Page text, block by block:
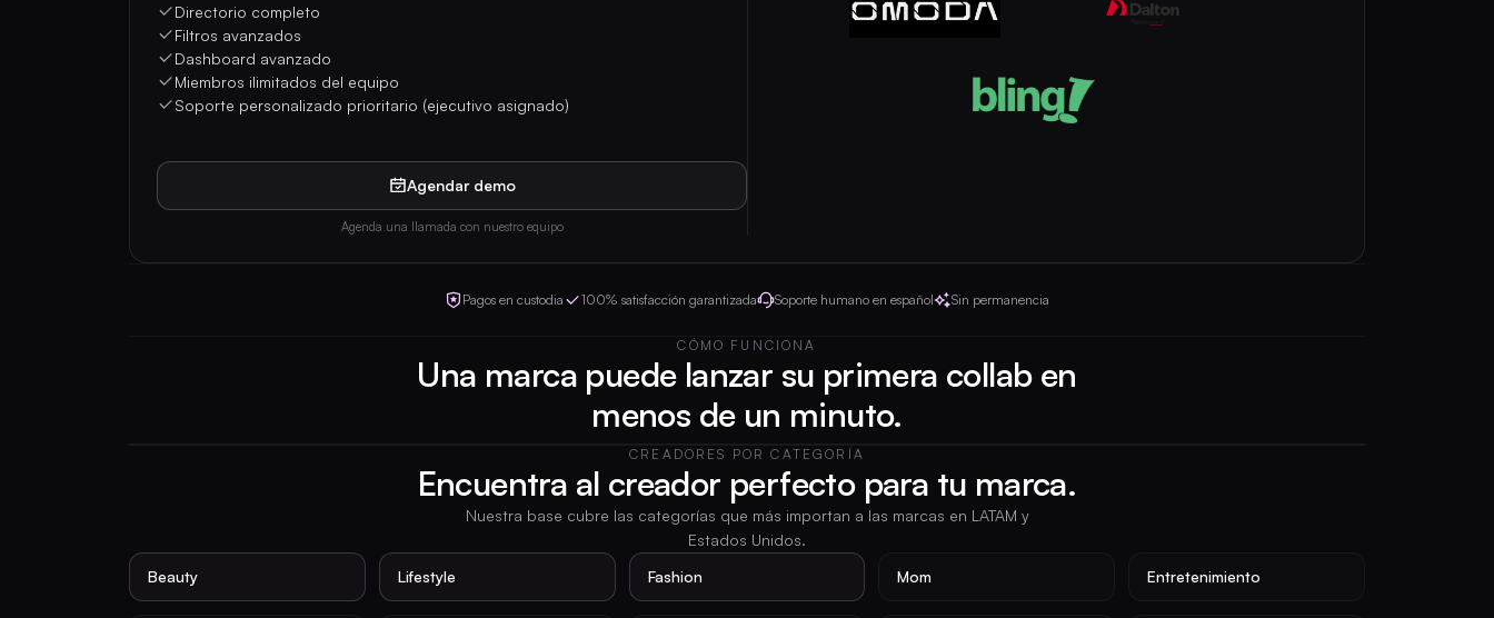
Directorio completo
Filtros avanzados
Dashboard avanzado
Miembros ilimitados del equipo
Soporte personalizado prioritario (ejecutivo asignado)
Agendar demo
Agenda una llamada con nuestro equipo
Pagos en custodia 100% satisfacción garantizada Soporte humano en español Sin permanencia
CÓMO FUNCIONA
Una marca puede lanzar su primera collab en
menos de un minuto.
CREADORES POR CATEGORÍA
Encuentra al creador perfecto para tu marca.
Nuestra base cubre las categorías que más importan a las marcas en LATAM y
Estados Unidos.
Beauty
Lifestyle Fashion Mom Entretenimiento